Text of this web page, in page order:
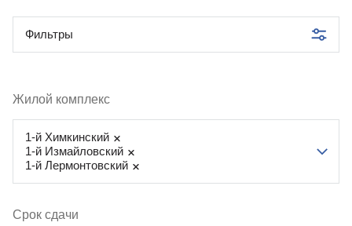
Фильтры
Жилой комплекс
1-й Химкинский
1-й Измайловский
1-й Лермонтовский
Срок сдачи